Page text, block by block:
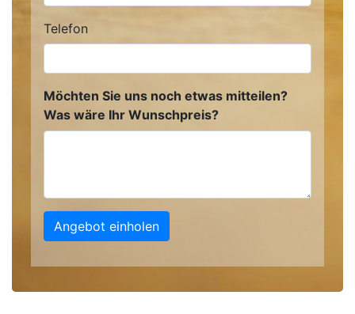
Telefon
Möchten Sie uns noch etwas mitteilen?
Was wäre Ihr Wunschpreis?
Angebot einholen